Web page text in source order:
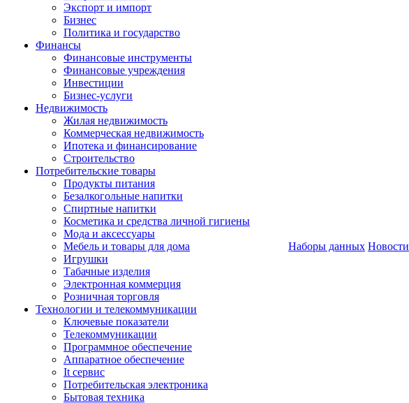
Экспорт и импорт
Бизнес
Политика и государство
Финансы
Финансовые инструменты
Финансовые учреждения
Инвестиции
Бизнес-услуги
Недвижимость
Жилая недвижимость
Коммерческая недвижимость
Ипотека и финансирование
Строительство
Потребительские товары
Продукты питания
Безалкогольные напитки
Спиртные напитки
Косметика и средства личной гигиены
Мода и аксессуары
Мебель и товары для дома
Игрушки
Табачные изделия
Электронная коммерция
Розничная торговля
Технологии и телекоммуникации
Ключевые показатели
Телекоммуникации
Программное обеспечение
Аппаратное обеспечение
It сервис
Потребительская электроника
Бытовая техника
Наборы данных Новости